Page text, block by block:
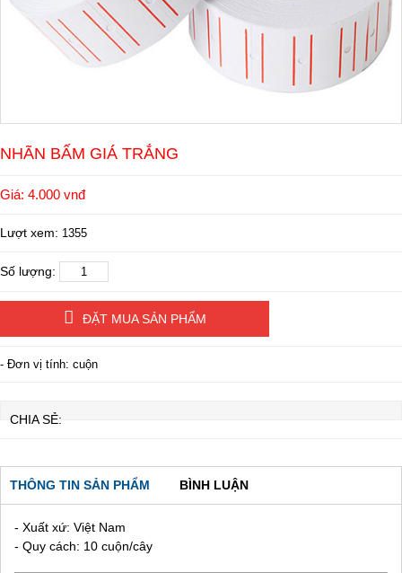
NHÃN BẤM GIÁ TRẮNG
Giá: 4.000 vnđ
Lượt xem: 1355
Số lượng:
ĐẶT MUA SẢN PHẨM
- Đơn vị tính: cuộn
CHIA SẺ:
THÔNG TIN SẢN PHẨM BÌNH LUẬN
- Xuất xứ: Việt Nam
- Quy cách: 10 cuộn/cây